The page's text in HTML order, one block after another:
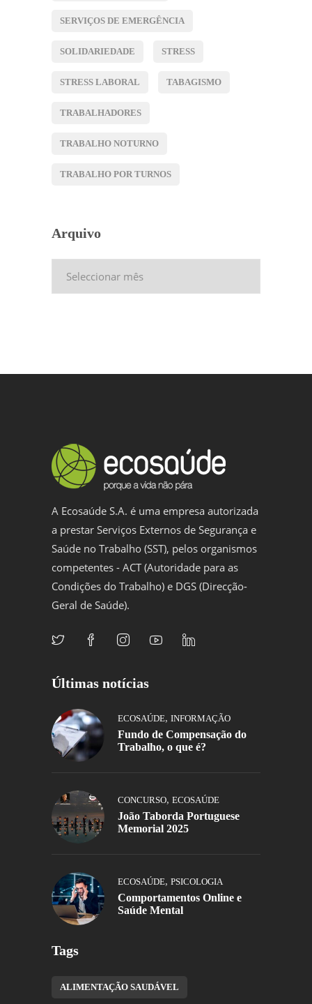
SERVIÇOS DE EMERGÊNCIA
SOLIDARIEDADE STRESS
STRESS LABORAL TABAGISMO
TRABALHADORES
TRABALHO NOTURNO
TRABALHO POR TURNOS
Arquivo
A Ecosaúde S.A. é uma empresa autorizada
a prestar Serviços Externos de Segurança e
Saúde no Trabalho (SST), pelos organismos
competentes - ACT (Autoridade para as
Condições do Trabalho) e DGS (Direcção-
Geral de Saúde).
Últimas notícias
ECOSAÚDE, INFORMAÇÃO
Fundo de Compensação do
Trabalho, o que é?
CONCURSO, ECOSAÚDE
João Taborda Portuguese
Memorial 2025
ECOSAÚDE, PSICOLOGIA
Comportamentos Online e
Saúde Mental
Tags
ALIMENTAÇÃO SAUDÁVEL